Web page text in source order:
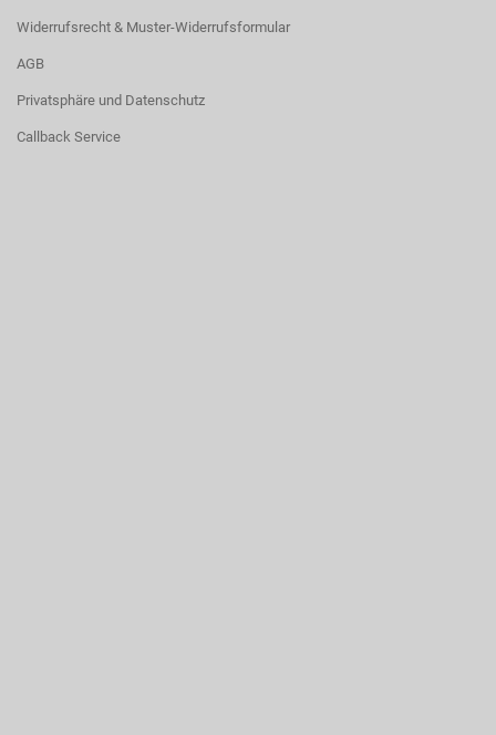
Widerrufsrecht & Muster-Widerrufsformular
AGB
Privatsphäre und Datenschutz
Callback Service